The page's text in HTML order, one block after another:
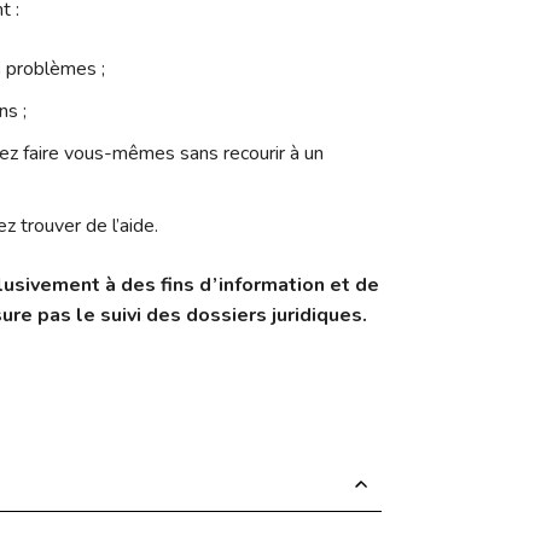
:
problèmes ;
;
faire vous-mêmes sans recourir à un
trouver de l’aide.
à des fins d’information et de
pas le suivi des dossiers juridiques.